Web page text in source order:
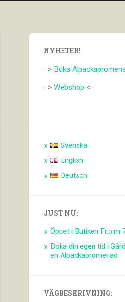
NYHETER!
–> Boka
–>Webshop <–
Svenska
English
Deutsch
JUST NU:
Öppet i Butiken Fr.o.m
Boka din egen tid i
en Alpackapromenad
VÄGBESKRIVNING: